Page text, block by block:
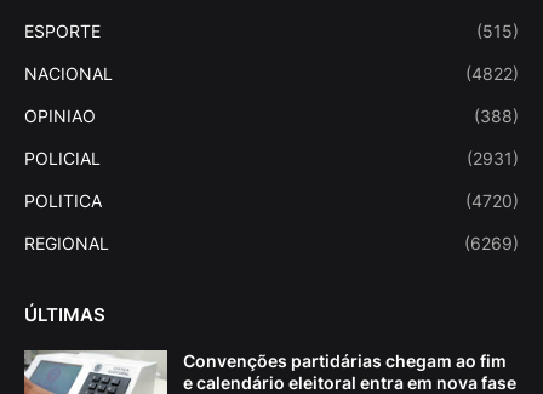
ESPORTE (515)
NACIONAL (4822)
OPINIAO (388)
POLICIAL (2931)
POLITICA (4720)
REGIONAL (6269)
ÚLTIMAS
Convenções partidárias chegam ao fim
e calendário eleitoral entra em nova fase